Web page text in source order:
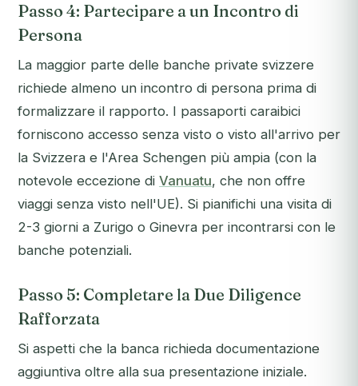
Passo 4: Partecipare a un Incontro di
Persona
La maggior parte delle banche private svizzere
richiede almeno un incontro di persona prima di
formalizzare il rapporto. I passaporti caraibici
forniscono accesso senza visto o visto all'arrivo per
la Svizzera e l'Area Schengen più ampia (con la
notevole eccezione di Vanuatu, che non offre
viaggi senza visto nell'UE). Si pianifichi una visita di
2-3 giorni a Zurigo o Ginevra per incontrarsi con le
banche potenziali.
Passo 5: Completare la Due Diligence
Rafforzata
Si aspetti che la banca richieda documentazione
aggiuntiva oltre alla sua presentazione iniziale.